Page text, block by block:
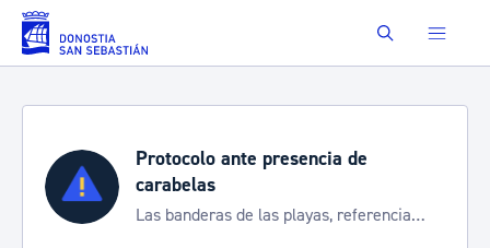
Saltar al contenido principal Buscar
Protocolo ante presencia de
carabelas
Las banderas de las playas, referencia